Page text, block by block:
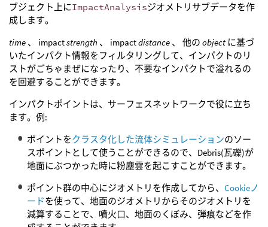
ブジェクト上にImpactAnalysisジオメトリサブデータを作
成します。
time 、 impactstrength 、 impactdistance 、 他の object に基づ
いたインパクト情報をフィルタリングして、インパクトのリ
ストがごちゃまぜになったり、不要なインパクトで溢れるの
を回避することができます。
インパクトポイントは、サーフェスネットワークで役に立ち
ます。例:
ポイントをクラスタ化した流体シミュレーションのソー
スポイントとして使うことができるので、Debris(瓦礫)が
地面にぶつかった時に粉塵雲を起こすことができます。
ポイント群の中心にジオメトリを作成してから、 Cookieノ
ードを使って、地面のジオメトリからそのジオメトリを
減算することで、噴火口、地面のくぼみ、弾痕などを作